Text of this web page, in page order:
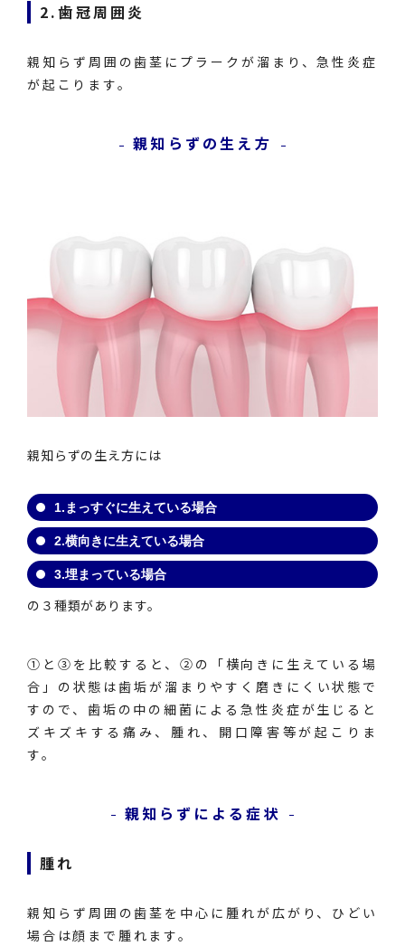
2.歯冠周囲炎
親知らず周囲の歯茎にプラークが溜まり、急性炎症
が起こります。
親知らずの生え方
親知らずの生え方には
1.まっすぐに生えている場合
2.横向きに生えている場合
3.埋まっている場合
の３種類があります。
①と③を比較すると、②の「横向きに生えている場
合」の状態は歯垢が溜まりやすく磨きにくい状態で
すので、歯垢の中の細菌による急性炎症が生じると
ズキズキする痛み、腫れ、開口障害等が起こりま
す。
親知らずによる症状
腫れ
親知らず周囲の歯茎を中心に腫れが広がり、ひどい
場合は顔まで腫れます。